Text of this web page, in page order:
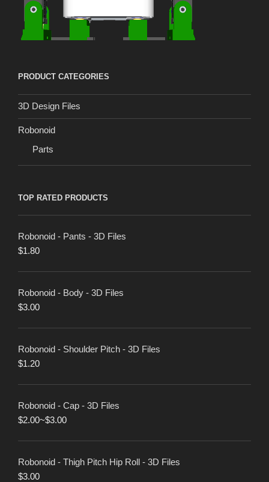
PRODUCT CATEGORIES
3D Design Files
Robonoid
Parts
TOP RATED PRODUCTS
Robonoid - Pants - 3D Files
$1.80
Robonoid - Body - 3D Files
$3.00
Robonoid - Shoulder Pitch - 3D Files
$1.20
Robonoid - Cap - 3D Files
$2.00~$3.00
Robonoid - Thigh Pitch Hip Roll - 3D Files
$3.00